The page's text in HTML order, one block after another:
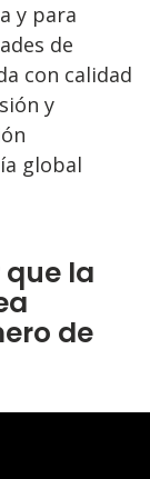
y para
de
con calidad
y
global
la
de